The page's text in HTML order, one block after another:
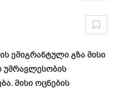
ემიგრანტული გზა მისი
უმრავლესობის
მისი ოცნების